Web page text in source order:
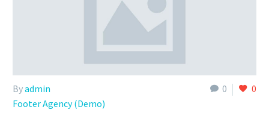
0 0
Byadmin
Footer Agency (Demo)